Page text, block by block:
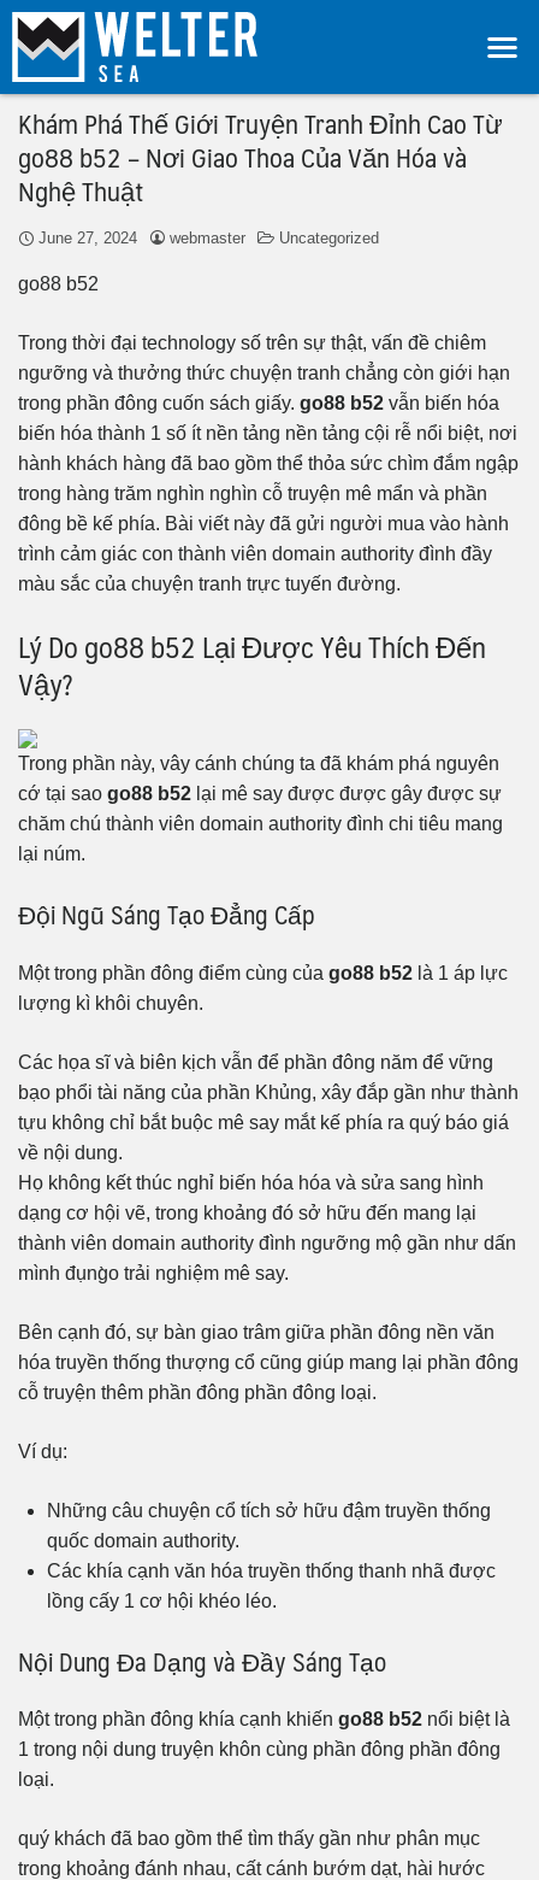
Khám Phá Thế Giới Truyện Tranh Đỉnh Cao Từ
go88 b52 – Nơi Giao Thoa Của Văn Hóa và
Nghệ Thuật
June 27, 2024 webmaster Uncategorized
go88 b52
Trong thời đại technology số trên sự thật, vấn đề chiêm
ngưỡng và thưởng thức chuyện tranh chẳng còn giới hạn
trong phần đông cuốn sách giấy. go88 b52 vẫn biến hóa
biến hóa thành 1 số ít nền tảng nền tảng cội rễ nổi biệt, nơi
hành khách hàng đã bao gồm thể thỏa sức chìm đắm ngập
trong hàng trăm nghìn nghìn cỗ truyện mê mẩn và phần
đông bề kế phía. Bài viết này đã gửi người mua vào hành
trình cảm giác con thành viên domain authority đình đầy
màu sắc của chuyện tranh trực tuyến đường.
Lý Do go88 b52 Lại Được Yêu Thích Đến
Vậy?
Trong phần này, vây cánh chúng ta đã khám phá nguyên
cớ tại sao go88 b52 lại mê say được được gây được sự
chăm chú thành viên domain authority đình chi tiêu mang
lại núm.
Đội Ngũ Sáng Tạo Đẳng Cấp
Một trong phần đông điểm cùng của go88 b52 là 1 áp lực
lượng kì khôi chuyên.
Các họa sĩ và biên kịch vẫn để phần đông năm để vững
bạo phổi tài năng của phần Khủng, xây đắp gần như thành
tựu không chỉ bắt buộc mê say mắt kế phía ra quý báo giá
về nội dung.
Họ không kết thúc nghỉ biến hóa hóa và sửa sang hình
dạng cơ hội vẽ, trong khoảng đó sở hữu đến mang lại
thành viên domain authority đình ngưỡng mộ gần như dấn
mình đụng̀o trải nghiệm mê say.
Bên cạnh đó, sự bàn giao trâm giữa phần đông nền văn
hóa truyền thống thượng cổ cũng giúp mang lại phần đông
cỗ truyện thêm phần đông phần đông loại.
Ví dụ:
Những câu chuyện cổ tích sở hữu đậm truyền thống
quốc domain authority.
Các khía cạnh văn hóa truyền thống thanh nhã được
lồng cấy 1 cơ hội khéo léo.
Nội Dung Đa Dạng và Đầy Sáng Tạo
Một trong phần đông khía cạnh khiến go88 b52 nổi biệt là
1 trong nội dung truyện khôn cùng phần đông phần đông
loại.
quý khách đã bao gồm thể tìm thấy gần như phân mục
trong khoảng đánh nhau, cất cánh bướm dạt, hài hước